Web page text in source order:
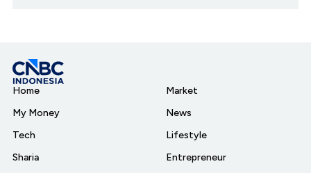
Home
My Money
Tech
Sharia
Market
News
Lifestyle
Entrepreneur